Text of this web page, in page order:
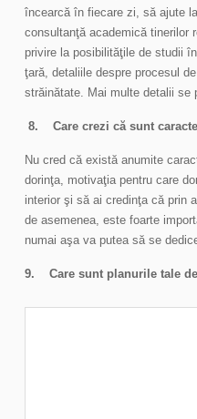
încearcă în fiecare zi, să ajute
consultanţă academică tinerilor
privire la posibilităţile de studii
ţară, detaliile despre procesul
străinătate. Mai multe detalii se
8. Care crezi că sunt
Nu cred că există anumite
dorinţa, motivaţia pentru care
interior şi să ai credinţa că prin
de asemenea, este foarte
numai aşa va putea să se
9. Care sunt planurile tale